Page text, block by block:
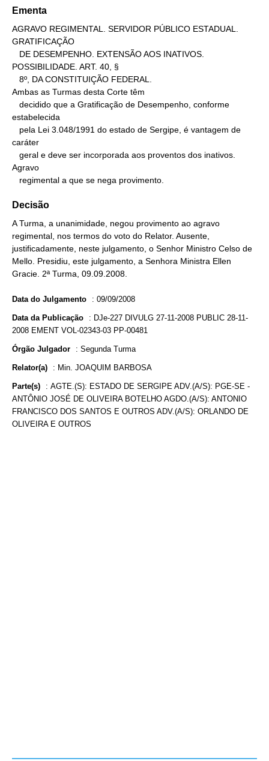
Ementa
AGRAVO REGIMENTAL. SERVIDOR PÚBLICO ESTADUAL.
GRATIFICAÇÃO
POSSIBILIDADE. ART. 40, §
Ambas as Turmas desta Corte têm
estabelecida
caráter
Agravo
   regimental a que se nega provimento.
Decisão
A Turma, a unanimidade, negou provimento ao agravo
regimental, nos termos do voto do Relator. Ausente,
justificadamente, neste julgamento, o Senhor Ministro Celso de
Mello. Presidiu, este julgamento, a Senhora Ministra Ellen
Gracie. 2ª Turma, 09.09.2008.
Data do Julgamento : 09/09/2008
Data da Publicação : DJe-227 DIVULG 27-11-2008 PUBLIC 28-11-
2008 EMENT VOL-02343-03 PP-00481
Órgão Julgador : Segunda Turma
Relator(a) : Min. JOAQUIM BARBOSA
Parte(s) : AGTE.(S): ESTADO DE SERGIPE ADV.(A/S): PGE-SE -
ANTÔNIO JOSÉ DE OLIVEIRA BOTELHO AGDO.(A/S): ANTONIO
FRANCISCO DOS SANTOS E OUTROS ADV.(A/S): ORLANDO DE
OLIVEIRA E OUTROS